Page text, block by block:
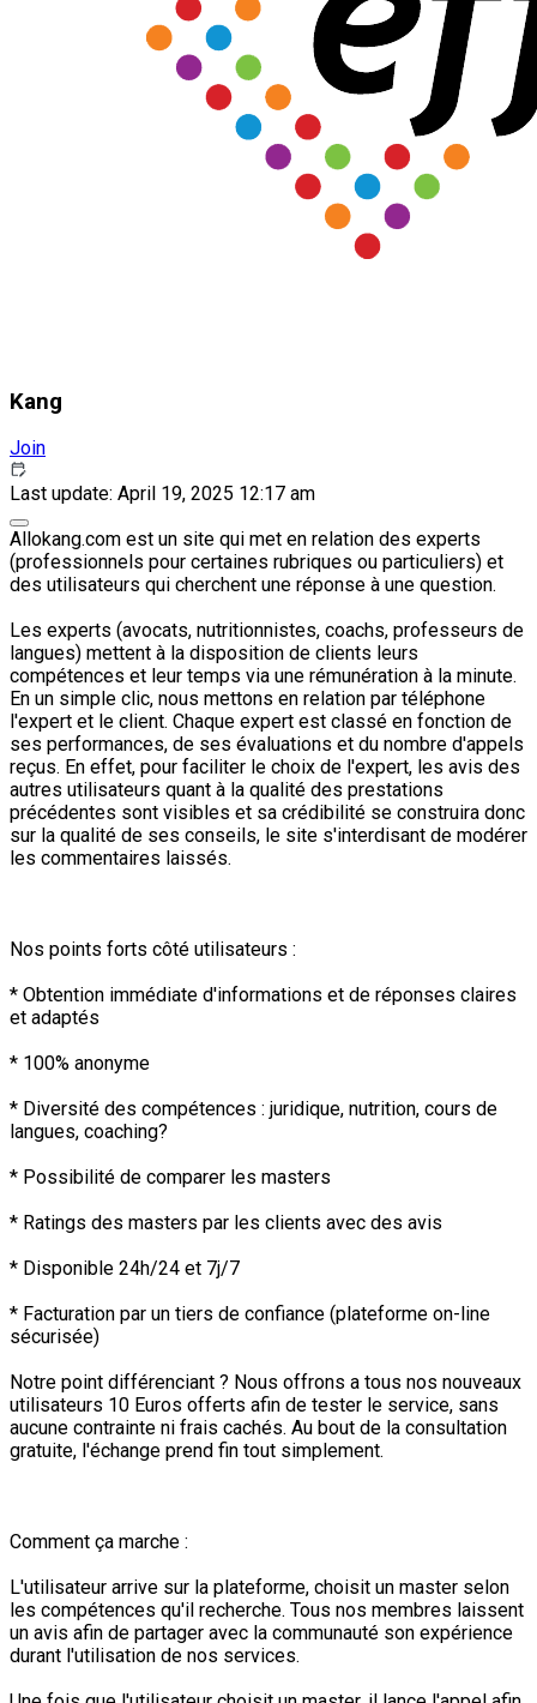
Kang
Join
Last update: April 19, 2025 12:17 am
Allokang.com est un site qui met en relation des experts
(professionnels pour certaines rubriques ou particuliers) et
des utilisateurs qui cherchent une réponse à une question.
Les experts (avocats, nutritionnistes, coachs, professeurs de
langues) mettent à la disposition de clients leurs
compétences et leur temps via une rémunération à la minute.
En un simple clic, nous mettons en relation par téléphone
l'expert et le client. Chaque expert est classé en fonction de
ses performances, de ses évaluations et du nombre d'appels
reçus. En effet, pour faciliter le choix de l'expert, les avis des
autres utilisateurs quant à la qualité des prestations
précédentes sont visibles et sa crédibilité se construira donc
sur la qualité de ses conseils, le site s'interdisant de modérer
les commentaires laissés.
Nos points forts côté utilisateurs :
* Obtention immédiate d'informations et de réponses claires
et adaptés
* 100% anonyme
* Diversité des compétences : juridique, nutrition, cours de
langues, coaching?
* Possibilité de comparer les masters
* Ratings des masters par les clients avec des avis
* Disponible 24h/24 et 7j/7
* Facturation par un tiers de confiance (plateforme on-line
sécurisée)
Notre point différenciant ? Nous offrons a tous nos nouveaux
utilisateurs 10 Euros offerts afin de tester le service, sans
aucune contrainte ni frais cachés. Au bout de la consultation
gratuite, l'échange prend fin tout simplement.
Comment ça marche :
L'utilisateur arrive sur la plateforme, choisit un master selon
les compétences qu'il recherche. Tous nos membres laissent
un avis afin de partager avec la communauté son expérience
durant l'utilisation de nos services.